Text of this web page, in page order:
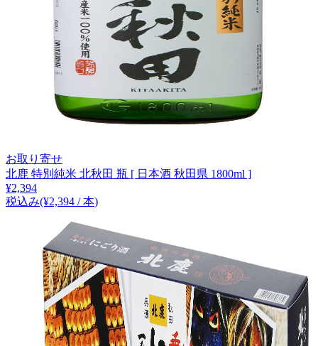
お取り寄せ
北鹿 特別純米 北秋田 瓶 [ 日本酒 秋田県 1800ml ]
¥2,394
税込み(¥2,394 / 本)